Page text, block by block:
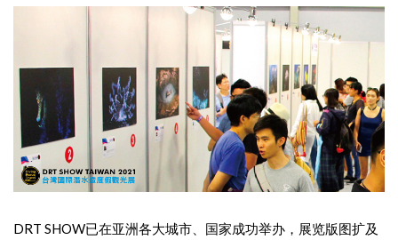
DRT SHOW已在亚洲各大城市、国家成功举办，展览版图扩及